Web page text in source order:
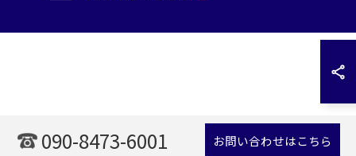
090-8473-6001 お問い合わせはこちら